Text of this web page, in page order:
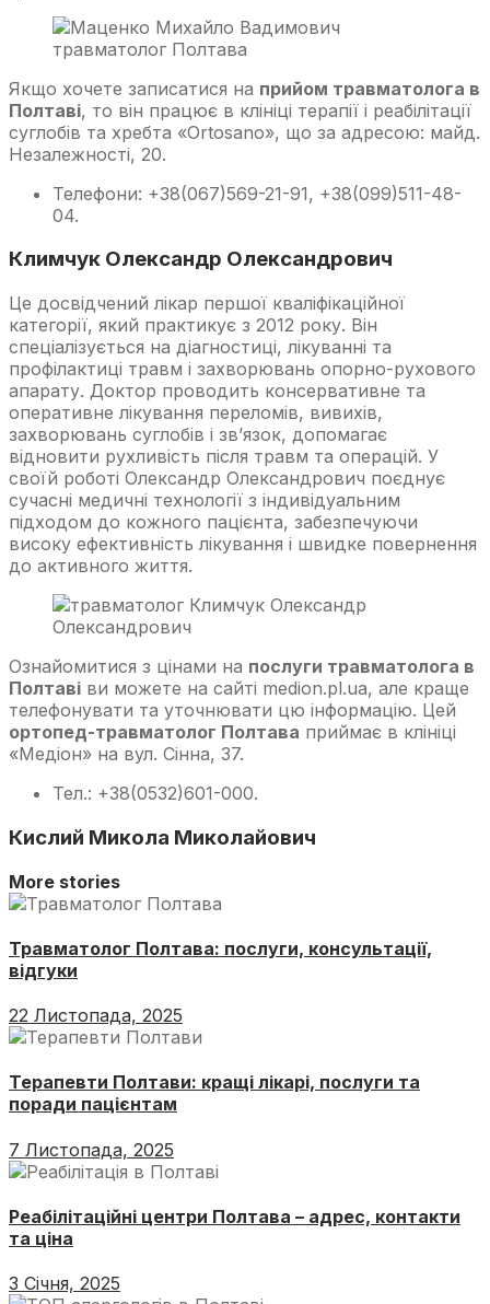
Якщо хочете записатися на прийом травматолога в
Полтаві, то він працює в клініці терапії і реабілітації
суглобів та хребта «Ortosano», що за адресою: майд.
Незалежності, 20.
Телефони: +38(067)569-21-91, +38(099)511-48-
04.
Климчук Олександр Олександрович
Це досвідчений лікар першої кваліфікаційної
категорії, який практикує з 2012 року. Він
спеціалізується на діагностиці, лікуванні та
профілактиці травм і захворювань опорно-рухового
апарату. Доктор проводить консервативне та
оперативне лікування переломів, вивихів,
захворювань суглобів і зв’язок, допомагає
відновити рухливість після травм та операцій. У
своїй роботі Олександр Олександрович поєднує
сучасні медичні технології з індивідуальним
підходом до кожного пацієнта, забезпечуючи
високу ефективність лікування і швидке повернення
до активного життя.
Ознайомитися з цінами на послуги травматолога в
Полтаві ви можете на сайті medion.pl.ua, але краще
телефонувати та уточнювати цю інформацію. Цей
ортопед-травматолог Полтава приймає в клініці
«Медіон» на вул. Сінна, 37.
Тел.: +38(0532)601-000.
Кислий Микола Миколайович
More stories
Травматолог Полтава: послуги, консультації,
відгуки
22 Листопада, 2025
Терапевти Полтави: кращі лікарі, послуги та
поради пацієнтам
7 Листопада, 2025
Реабілітаційні центри Полтава – адрес, контакти
та ціна
3 Січня, 2025